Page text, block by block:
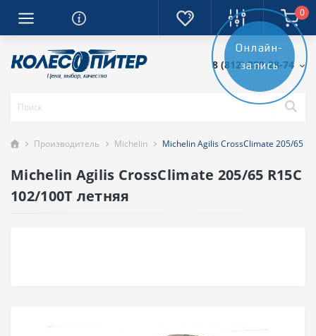
0
8 (812) 389-28-74
Производитель Michelin Michelin Agilis CrossClimate 205/65
Michelin Agilis CrossClimate 205/65 R15C
102/100T летняя
Онлайн-
запись